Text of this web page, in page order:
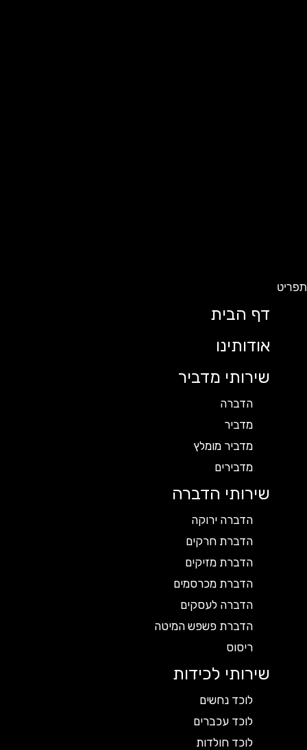
דף הבית
אודותינו
שירותי מדביר
הדברה
מדביר
מדביר מומלץ
מדבירים
שירותי הדברה
הדברה ירוקה
הדברת חרקים
הדברת מזיקים
הדברת מכרסמים
הדברה לעסקים
הדברת פשפש המיטה
ריסוס
שירותי לכידות
לוכד נחשים
לוכד עכברים
לוכד חולדות